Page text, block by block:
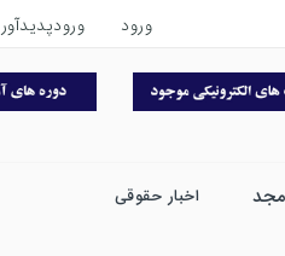
ورود ورودپدیدآور
اخبار حقوقی